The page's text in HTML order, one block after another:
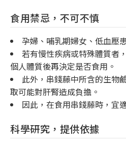
食用禁忌，不可不慎
孕婦、哺乳期婦女、低血壓
若有慢性疾病或特殊體質者
個人體質後再決定是否食用。
此外，串錢藤中所含的生物
取可能對肝腎造成負擔。
因此，在食用串錢藤時，宜
科學研究，提供依據